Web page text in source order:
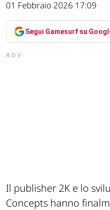
01 Febbraio 2026 17:09
Segui Gamesurf su
ADV
Il publisher 2K e lo
Concepts hanno